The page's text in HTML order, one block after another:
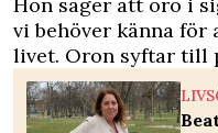
Hon säger att oro i
vi behöver känna för
livet. Oron syftar till